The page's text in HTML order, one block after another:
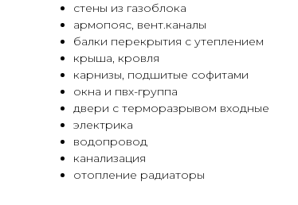
стены из газоблока
армопояс, вент.каналы
балки перекрытия с утеплением
крыша, кровля
карнизы, подшитые софитами
окна и пвх-группа
двери с терморазрывом входные
электрика
водопровод
канализация
отопление радиаторы